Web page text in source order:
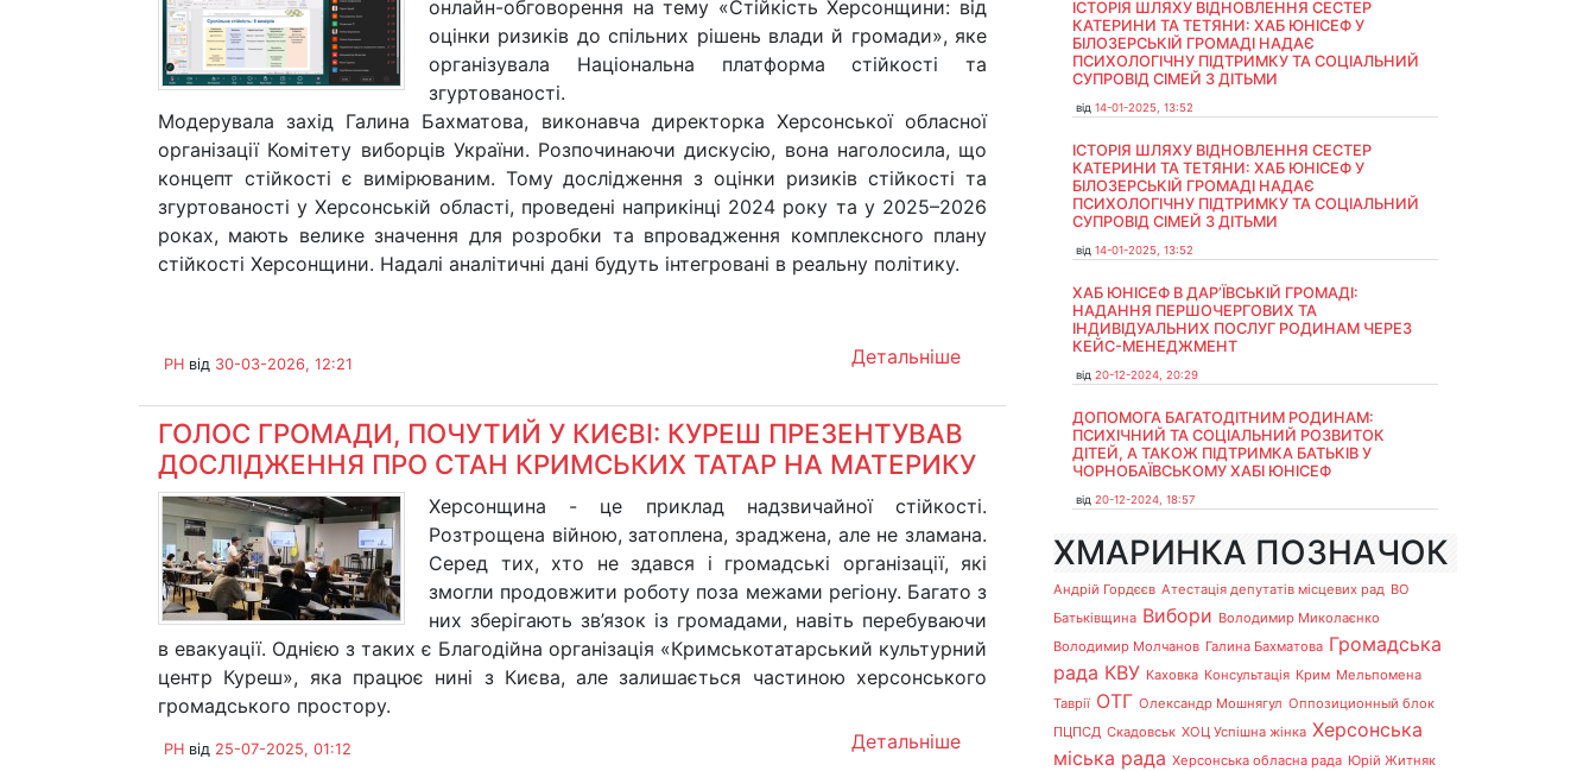
онлайн-обговорення на тему «Стійкість Херсонщини: від
оцінки ризиків до спільних рішень влади й громади», яке
організувала Національна платформа стійкості та
згуртованості.
Модерувала захід Галина Бахматова, виконавча директорка Херсонської обласної
організації Комітету виборців України. Розпочинаючи дискусію, вона наголосила, що
концепт стійкості є вимірюваним. Тому дослідження з оцінки ризиків стійкості та
згуртованості у Херсонській області, проведені наприкінці 2024 року та у 2025–2026
роках, мають велике значення для розробки та впровадження комплексного плану
стійкості Херсонщини. Надалі аналітичні дані будуть інтегровані в реальну політику.
Детальніше
PH від 30-03-2026, 12:21
ГОЛОС ГРОМАДИ, ПОЧУТИЙ У КИЄВІ: КУРЕШ ПРЕЗЕНТУВАВ
ДОСЛІДЖЕННЯ ПРО СТАН КРИМСЬКИХ ТАТАР НА МАТЕРИКУ
Херсонщина - це приклад надзвичайної стійкості.
Розтрощена війною, затоплена, зраджена, але не зламана.
Серед тих, хто не здався і громадські організації, які
змогли продовжити роботу поза межами регіону. Багато з
них зберігають зв’язок із громадами, навіть перебуваючи
в евакуації. Однією з таких є Благодійна організація «Кримськотатарський культурний
центр Куреш», яка працює нині з Києва, але залишається частиною херсонського
громадського простору.
Детальніше
PH від 25-07-2025, 01:12
ІСТОРІЯ ШЛЯХУ ВІДНОВЛЕННЯ СЕСТЕР
КАТЕРИНИ ТА ТЕТЯНИ: ХАБ ЮНІСЕФ У
БІЛОЗЕРСЬКІЙ ГРОМАДІ НАДАЄ
ПСИХОЛОГІЧНУ ПІДТРИМКУ ТА СОЦІАЛЬНИЙ
СУПРОВІД СІМЕЙ З ДІТЬМИ
від 14-01-2025, 13:52
ІСТОРІЯ ШЛЯХУ ВІДНОВЛЕННЯ СЕСТЕР
КАТЕРИНИ ТА ТЕТЯНИ: ХАБ ЮНІСЕФ У
БІЛОЗЕРСЬКІЙ ГРОМАДІ НАДАЄ
ПСИХОЛОГІЧНУ ПІДТРИМКУ ТА СОЦІАЛЬНИЙ
СУПРОВІД СІМЕЙ З ДІТЬМИ
від 14-01-2025, 13:52
ХАБ ЮНІСЕФ В ДАР’ЇВСЬКІЙ ГРОМАДІ:
НАДАННЯ ПЕРШОЧЕРГОВИХ ТА
ІНДИВІДУАЛЬНИХ ПОСЛУГ РОДИНАМ ЧЕРЕЗ
КЕЙС-МЕНЕДЖМЕНТ
від 20-12-2024, 20:29
ДОПОМОГА БАГАТОДІТНИМ РОДИНАМ:
ПСИХІЧНИЙ ТА СОЦІАЛЬНИЙ РОЗВИТОК
ДІТЕЙ, А ТАКОЖ ПІДТРИМКА БАТЬКІВ У
ЧОРНОБАЇВСЬКОМУ ХАБІ ЮНІСЕФ
від 20-12-2024, 18:57
ХМАРИНКА ПОЗНАЧОК
Андрій Гордєєв Атестація депутатів місцевих рад ВО
Батьківщина Вибори Володимир Миколаєнко
Володимир Молчанов Галина Бахматова Громадська
рада КВУ Каховка Консультація Крим Мельпомена
Таврії ОТГ Олександр Мошнягул Оппозиционный блок
ПЦПСД Скадовськ ХОЦ Успішна жінка Херсонська
міська рада Херсонська обласна рада Юрій Житняк